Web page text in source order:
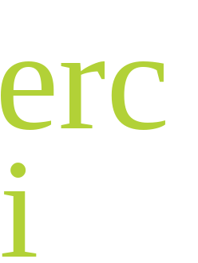
erc
i